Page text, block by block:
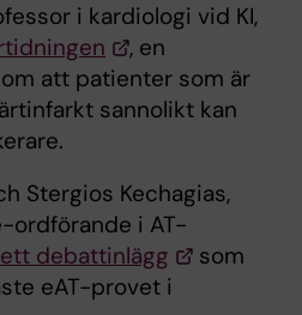
i kardiologi vid KI,
, en
att patienter som är
sannolikt kan
Stergios Kechagias,
ordförande i AT-
debattinlägg
som
eAT-provet i